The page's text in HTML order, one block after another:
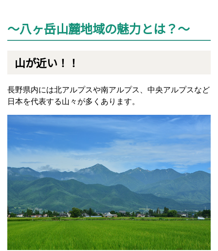
～八ヶ岳山麓地域の魅力とは？～
山が近い！！
長野県内には北アルプスや南アルプス、中央アルプスなど
日本を代表する山々が多くあります。